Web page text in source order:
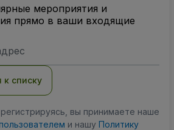
мероприятия и
прямо в ваши входящие
к списку
вы принимаете наше
и нашу Политику